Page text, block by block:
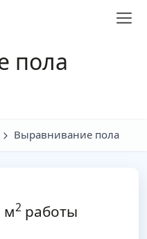
пола
Выравнивание пола
м2работы